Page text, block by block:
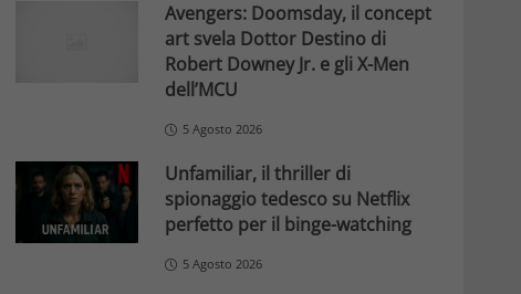
Avengers: Doomsday, il concept
art svela Dottor Destino di
Robert Downey Jr. e gli X-Men
dell’MCU
5 Agosto 2026
Unfamiliar, il thriller di
spionaggio tedesco su Netflix
perfetto per il binge-watching
5 Agosto 2026